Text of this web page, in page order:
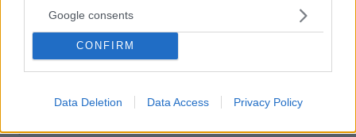
Google consents
CONFIRM
Data Deletion Data Access Privacy Policy
Αλλάζουν τα πάντα για τις πινακίδες κυκλοφορίας
πριν 6 λεπτά
πόλη και τις διακοπές
πριν 6 λεπτά
πριν 9 λεπτά